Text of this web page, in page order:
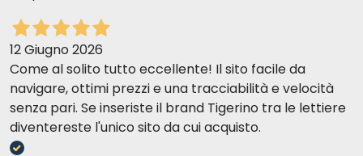
12 Giugno 2026
Come al solito tutto eccellente! Il sito facile da
navigare, ottimi prezzi e una tracciabilità e velocità
senza pari. Se inseriste il brand Tigerino tra le lettiere
diventereste l'unico sito da cui acquisto.